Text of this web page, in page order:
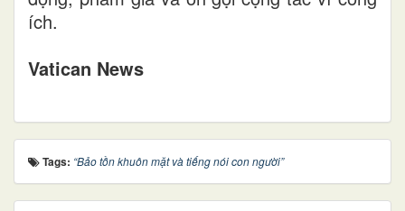
ích.
Vatican News
Tags: “Bảo tồn khuôn mặt và tiếng nói con người”